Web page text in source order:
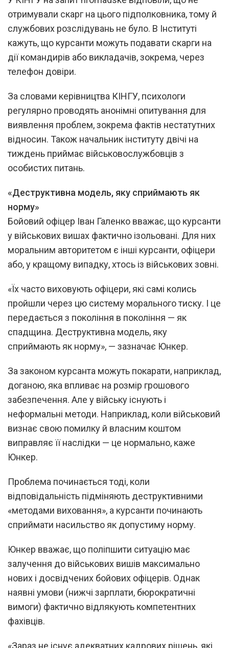
отримували скарг на цього підполковника, тому й
службових розслідувань не було. В Інституті
кажуть, що курсанти можуть подавати скарги на
дії командирів або викладачів, зокрема, через
телефон довіри.
За словами керівництва КІНГУ, психологи
регулярно проводять анонімні опитування для
виявлення проблем, зокрема фактів нестатутних
відносин. Також начальник інституту двічі на
тиждень приймає військовослужбовців з
особистих питань.
«Деструктивна модель, яку сприймають як
норму»
Бойовий офіцер Іван Галенко вважає, що курсанти
у військових вишах фактично ізольовані. Для них
моральним авторитетом є інші курсанти, офіцери
або, у кращому випадку, хтось із військових зовні.
«Їх часто виховують офіцери, які самі колись
пройшли через цю систему морального тиску. І це
передається з покоління в покоління — як
спадщина. Деструктивна модель, яку
сприймають як норму», — зазначає Юнкер.
За законом курсанта можуть покарати, наприклад,
доганою, яка впливає на розмір грошового
забезпечення. Але у війську існують і
неформальні методи. Наприклад, коли військовий
визнає свою помилку й власним коштом
виправляє її наслідки — це нормально, каже
Юнкер.
Проблема починається тоді, коли
відповідальність підміняють деструктивними
«методами виховання», а курсанти починають
сприймати насильство як допустиму норму.
Юнкер вважає, що поліпшити ситуацію має
залучення до військових вишів максимально
нових і досвідчених бойових офіцерів. Однак
наявні умови (нижчі зарплати, бюрократичні
вимоги) фактично відлякують компетентних
фахівців.
«Зараз не існує адекватних кадрових рішень, які